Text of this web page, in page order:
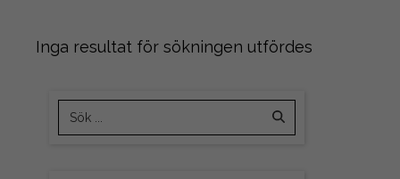
Inga resultat för sökningen utfördes